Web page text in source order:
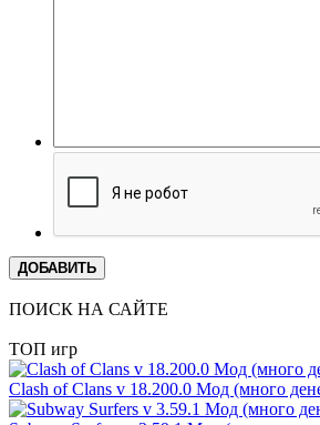
ДОБАВИТЬ
ПОИСК НА САЙТЕ
ТОП игр
Clash of Clans v 18.200.0 Мод (много